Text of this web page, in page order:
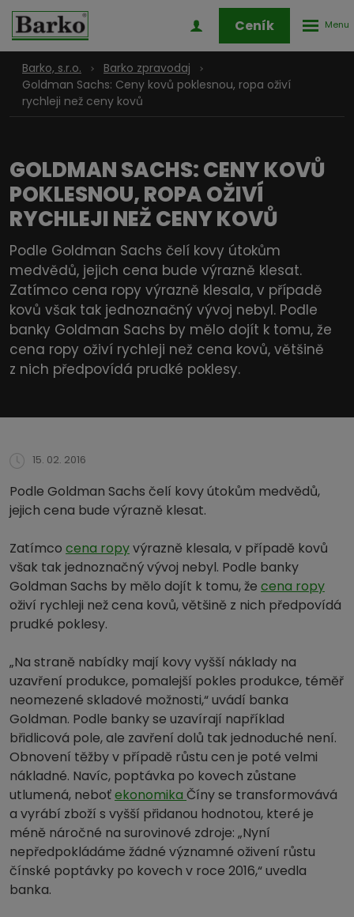
Přihlášení
zóny
Ceník
Barko, s.r.o.
Barko zpravodaj
Goldman Sachs: Ceny kovů poklesnou, ropa oživí
rychleji než ceny kovů
GOLDMAN SACHS: CENY KOVŮ
POKLESNOU, ROPA OŽIVÍ
RYCHLEJI NEŽ CENY KOVŮ
Podle Goldman Sachs čelí kovy útokům
medvědů, jejich cena bude výrazně klesat.
Zatímco cena ropy výrazně klesala, v případě
kovů však tak jednoznačný vývoj nebyl. Podle
banky Goldman Sachs by mělo dojít k tomu, že
cena ropy oživí rychleji než cena kovů, většině
z nich předpovídá prudké poklesy.
15. 02. 2016
Podle Goldman Sachs čelí kovy útokům medvědů,
jejich cena bude výrazně klesat.
Zatímco cena ropyvýrazně klesala, v případě kovů
však tak jednoznačný vývoj nebyl. Podle banky
Goldman Sachs by mělo dojít k tomu, že cena ropy
oživí rychleji než cena kovů, většině z nich předpovídá
prudké poklesy.
„Na straně nabídky mají kovy vyšší náklady na
uzavření produkce, pomalejší pokles produkce, téměř
neomezené skladové možnosti,“ uvádí banka
Goldman. Podle banky se uzavírají například
břidlicová pole, ale zavření dolů tak jednoduché není.
Obnovení těžby v případě růstu cen je poté velmi
nákladné. Navíc, poptávka po kovech zůstane
utlumená, neboťekonomika Číny se transformovává
a vyrábí zboží s vyšší přidanou hodnotou, které je
méně náročné na surovinové zdroje: „Nyní
nepředpokládáme žádné významné oživení růstu
čínské poptávky po kovech v roce 2016,“ uvedla
banka.